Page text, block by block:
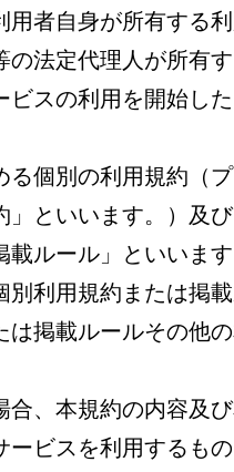
用者自身が所有する
の法定代理人が所有
スの利用を開始し
る個別の利用規約（
といいます。）及
ルール」といいま
別利用規約または掲
は掲載ルールその他
合、本規約の内容及
ビスを利用するも